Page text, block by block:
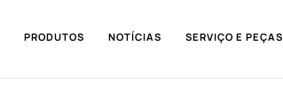
PRODUTOS NOTÍCIAS SERVIÇO E PEÇAS